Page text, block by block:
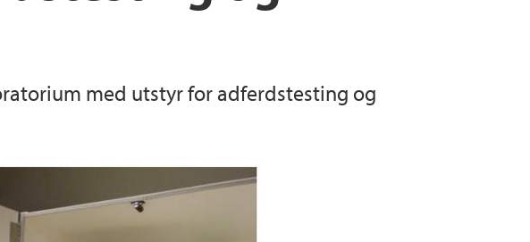
Vevo 2100: Small animal ultrasound scanner
med utstyr for adferdstesting og